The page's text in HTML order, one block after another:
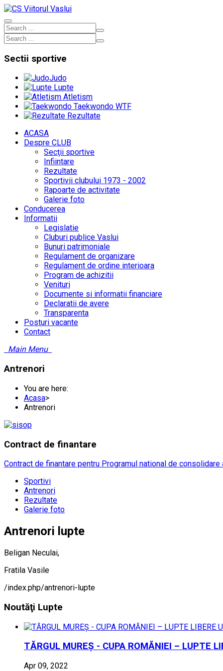
Sectii sportive
Judo
Lupte
Atletism
Taekwondo WTF
Rezultate
ACASA
Despre CLUB
Secţii sportive
Infiintare
Rezultate
Sportivii clubului 1973 - 2002
Rapoarte de activitate
Galerie foto
Conducerea
Informatii
Legislatie
Cluburi publice Vaslui
Bunuri patrimoniale
Regulament de organizare
Regulament de ordine interioara
Program de achizitii
Venituri
Documente si informatii financiare
Declaratii de avere
Transparenta
Posturi vacante
Contact
Main Menu
Antrenori
You are here:
Acasa>
Antrenori
Contract de finantare
Contract de finantare pentru Programul national de
Sportivi
Antrenori
Rezultate
Galerie foto
Antrenori lupte
Beligan Neculai,
Fratila Vasile
/index.php/antrenori-lupte
Noutăţi Lupte
TĂRGUL MUREȘ - CUPA ROMĂNIEI – LUPTE
Apr 09, 2022